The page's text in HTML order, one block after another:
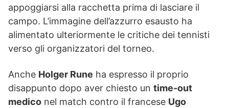
appoggiarsi alla racchetta prima di lasciare il
campo. L’immagine dell’azzurro esausto ha
alimentato ulteriormente le critiche dei tennisti
verso gli organizzatori del torneo.
Anche Holger Rune ha espresso il proprio
disappunto dopo aver chiesto un time-out
medico nel match contro il francese Ugo